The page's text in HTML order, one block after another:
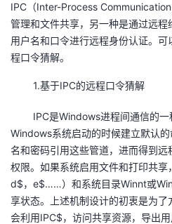
页
开
发
我
的
博
客
我
的
论
我
的
我
IPC（Inter-Process
管理和文件共享，另一种是通过远
用户名和口令进行远程身份认证。
程口令猜解。
1.基于IPC的远程口令猜解
IPC是Windows进程间通信的一
Windows系统启动的时候建立默认
名和密码引用这些管道，进而得到
权限。如果系统启用文件和打印共享
d$，e$……）和系统目录Winnt或
享状态。上述机制设计的初衷是为
会利用IPC$，访问共享资源，导出